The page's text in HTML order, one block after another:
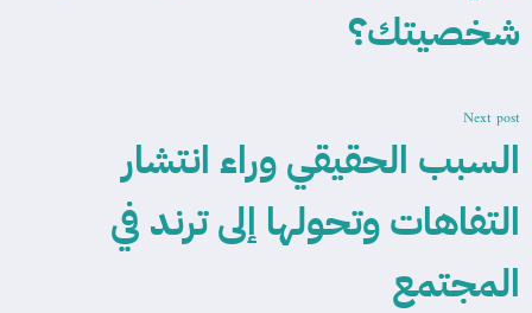
شخصيتك؟
Next post
السبب الحقيقي وراء انتشار
التفاهات وتحولها إلى ترند في
المجتمع